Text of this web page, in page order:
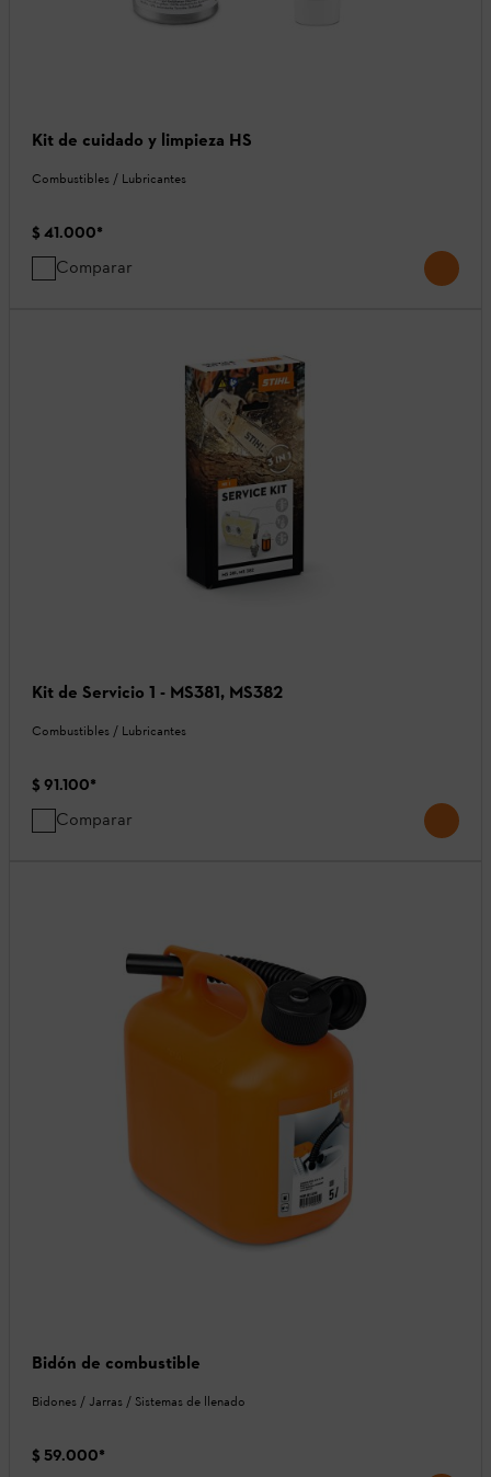
Kit de cuidado y limpieza HS
Combustibles / Lubricantes
$ 41.000*
Comparar
Kit de Servicio 1 - MS381, MS382
Combustibles / Lubricantes
$ 91.100*
Comparar
Bidón de combustible
Bidones / Jarras / Sistemas de llenado
$ 59.000*